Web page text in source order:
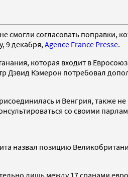
смогли согласовать
9 декабря, Agence France Presse.
которая входит в
Дэвид Кэмерон потребовал
и Венгрия, также
со своими
назвал позицию
лишь между 17 сранами